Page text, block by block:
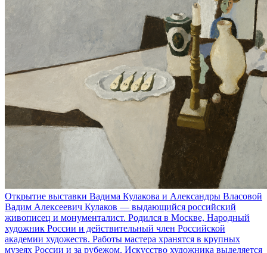
Открытие выставки Вадима Кулакова и Александры Власовой
Вадим Алексеевич Кулаков — выдающийся российский
живописец и монументалист. Родился в Москве, Народный
художник России и действительный член Российской
академии художеств. Работы мастера хранятся в крупных
музеях России и за рубежом. Искусство художника выделяется